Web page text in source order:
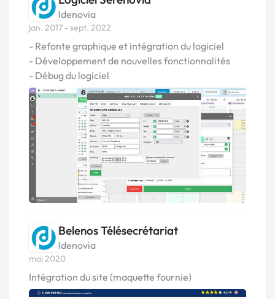
Idenovia
jan. 2017 - sept. 2022
- Refonte graphique et intégration du logiciel
- Développement de nouvelles fonctionnalités
- Débug du logiciel
Belenos Télésecrétariat
Idenovia
mai 2020
Intégration du site (maquette fournie)